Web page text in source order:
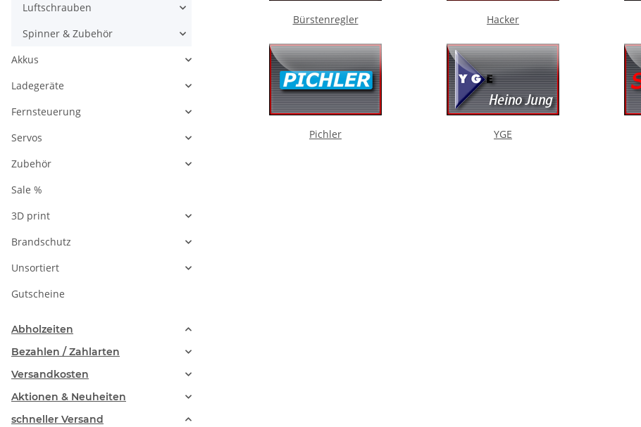
Bürstenregler Hacker
Pichler YGE
Luftschrauben
Spinner & Zubehör
Akkus
Ladegeräte
Fernsteuerung
Servos
Zubehör
Sale %
3D print
Brandschutz
Unsortiert
Gutscheine
Abholzeiten
Bezahlen / Zahlarten
Versandkosten
Aktionen & Neuheiten
schneller Versand